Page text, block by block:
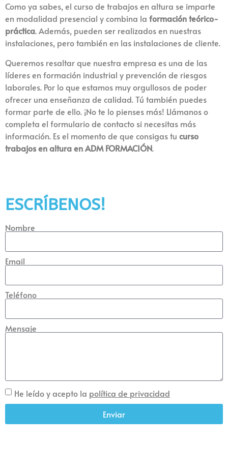
Como ya sabes, el curso de trabajos en altura se imparte
en modalidad presencial y combina la formación teórico-
práctica. Además, pueden ser realizados en nuestras
instalaciones, pero también en las instalaciones de cliente.
Queremos resaltar que nuestra empresa es una de las
líderes en formación industrial y prevención de riesgos
laborales. Por lo que estamos muy orgullosos de poder
ofrecer una enseñanza de calidad. Tú también puedes
formar parte de ello. ¡No te lo pienses más! Llámanos o
completa el formulario de contacto si necesitas más
información. Es el momento de que consigas tu curso
trabajos en altura en ADM FORMACIÓN.
ESCRÍBENOS!
Nombre
Email
Teléfono
Mensaje
He leído y acepto la política de privacidad
Enviar